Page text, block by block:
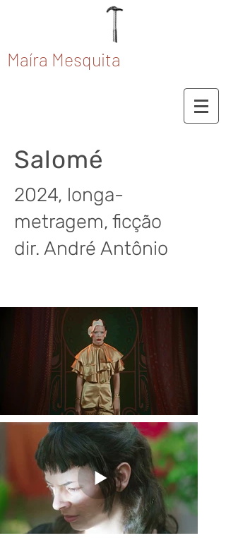
Maíra Mesquita
Salomé
2024, longa-
metragem, ficção
dir. André Antônio